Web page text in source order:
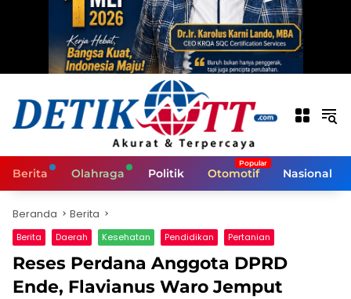
Berita Olahraga Politik Otomotif Nasional
Beranda Berita
Berita Daerah Kesehatan Pendidikan Pertanian
Reses Perdana Anggota DPRD
Ende, Flavianus Waro Jemput